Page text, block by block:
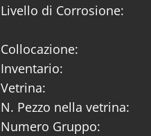
Livello di Corrosione:
Collocazione:
Inventario:
Vetrina:
N. Pezzo nella vetrina:
Numero Gruppo: